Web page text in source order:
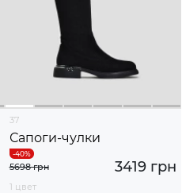
37
Сапоги-чулки
3419 грн
5698 грн
1 цвет